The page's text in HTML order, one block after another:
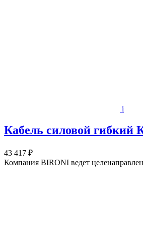
i
Кабель силовой гибкий
43 417 ₽
Компания BIRONI ведет